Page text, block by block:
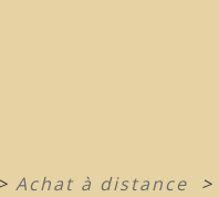
Achat à distance >